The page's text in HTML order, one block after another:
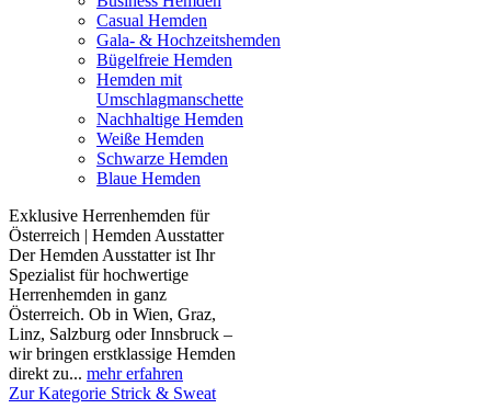
Casual Hemden
Gala- & Hochzeitshemden
Bügelfreie Hemden
Hemden mit
Umschlagmanschette
Nachhaltige Hemden
Weiße Hemden
Schwarze Hemden
Blaue Hemden
Exklusive Herrenhemden für
Österreich | Hemden Ausstatter
Der Hemden Ausstatter ist Ihr
Spezialist für hochwertige
Herrenhemden in ganz
Österreich. Ob in Wien, Graz,
Linz, Salzburg oder Innsbruck –
wir bringen erstklassige Hemden
direkt zu... mehr erfahren
Zur Kategorie Strick & Sweat